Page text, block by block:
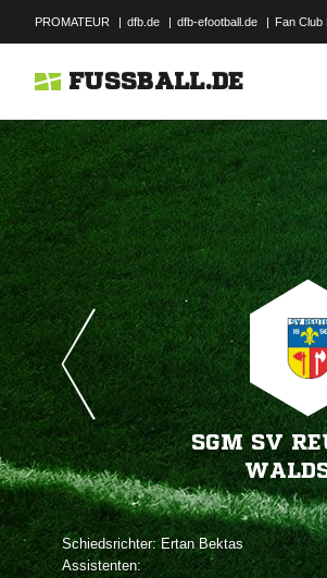
PROMATEUR | dfb.de | dfb-efootball.de | Fan Club
FUSSBALL.DE
SGM SV
Schiedsrichter:  
Assistenten: